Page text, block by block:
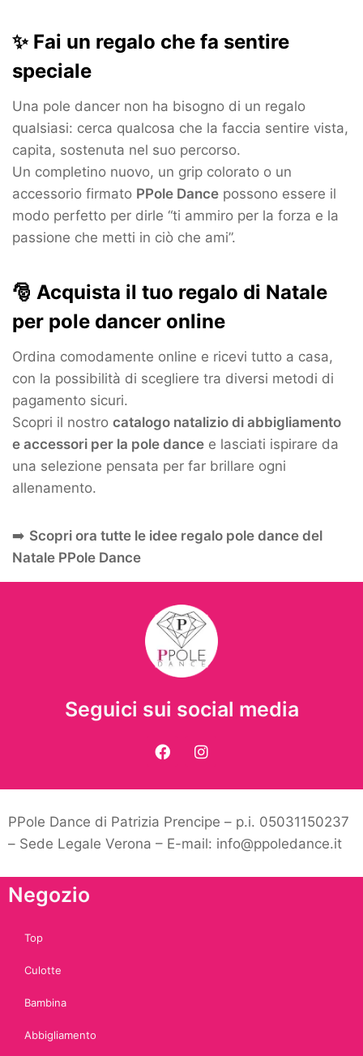
✨ Fai un regalo che fa sentire
speciale
Una pole dancer non ha bisogno di un regalo
qualsiasi: cerca qualcosa che la faccia sentire vista,
capita, sostenuta nel suo percorso.
Un completino nuovo, un grip colorato o un
accessorio firmato PPole Dance possono essere il
modo perfetto per dirle “ti ammiro per la forza e la
passione che metti in ciò che ami”.
🎅 Acquista il tuo regalo di Natale
per pole dancer online
Ordina comodamente online e ricevi tutto a casa,
con la possibilità di scegliere tra diversi metodi di
pagamento sicuri.
Scopri il nostro catalogo natalizio di abbigliamento
e accessori per la pole dance e lasciati ispirare da
una selezione pensata per far brillare ogni
allenamento.
➡️ Scopri ora tutte le idee regalo pole dance del
Natale PPole Dance
Seguici sui social media
PPole Dance di Patrizia Prencipe – p.i. 05031150237
– Sede Legale Verona – E-mail: info@ppoledance.it
Negozio
Top
Culotte
Bambina
Abbigliamento